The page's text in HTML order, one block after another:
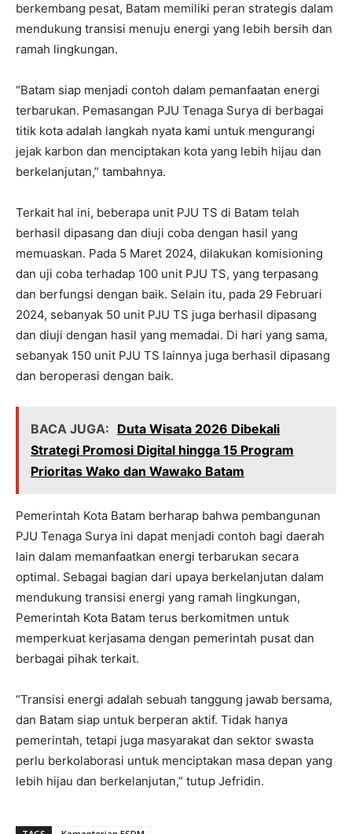
berkembang pesat, Batam memiliki peran strategis dalam
mendukung transisi menuju energi yang lebih bersih dan
ramah lingkungan.
“Batam siap menjadi contoh dalam pemanfaatan energi
terbarukan. Pemasangan PJU Tenaga Surya di berbagai
titik kota adalah langkah nyata kami untuk mengurangi
jejak karbon dan menciptakan kota yang lebih hijau dan
berkelanjutan,” tambahnya.
Terkait hal ini, beberapa unit PJU TS di Batam telah
berhasil dipasang dan diuji coba dengan hasil yang
memuaskan. Pada 5 Maret 2024, dilakukan komisioning
dan uji coba terhadap 100 unit PJU TS, yang terpasang
dan berfungsi dengan baik. Selain itu, pada 29 Februari
2024, sebanyak 50 unit PJU TS juga berhasil dipasang
dan diuji dengan hasil yang memadai. Di hari yang sama,
sebanyak 150 unit PJU TS lainnya juga berhasil dipasang
dan beroperasi dengan baik.
BACA JUGA: Duta Wisata 2026 Dibekali
Strategi Promosi Digital hingga 15 Program
Prioritas Wako dan Wawako Batam
Pemerintah Kota Batam berharap bahwa pembangunan
PJU Tenaga Surya ini dapat menjadi contoh bagi daerah
lain dalam memanfaatkan energi terbarukan secara
optimal. Sebagai bagian dari upaya berkelanjutan dalam
mendukung transisi energi yang ramah lingkungan,
Pemerintah Kota Batam terus berkomitmen untuk
memperkuat kerjasama dengan pemerintah pusat dan
berbagai pihak terkait.
“Transisi energi adalah sebuah tanggung jawab bersama,
dan Batam siap untuk berperan aktif. Tidak hanya
pemerintah, tetapi juga masyarakat dan sektor swasta
perlu berkolaborasi untuk menciptakan masa depan yang
lebih hijau dan berkelanjutan,” tutup Jefridin.